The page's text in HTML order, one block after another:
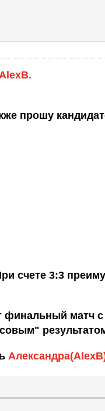
AlexB.
прошу
счете 3:3
финальный матч
"